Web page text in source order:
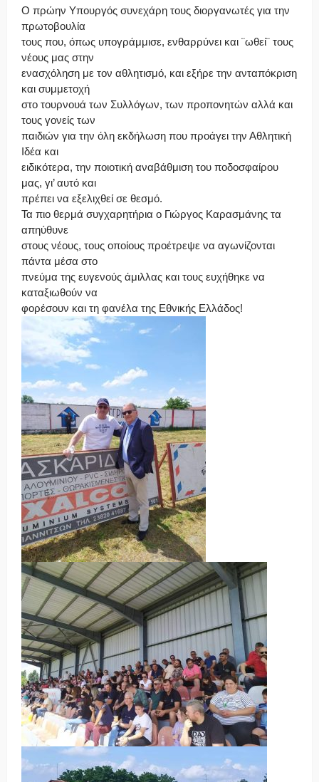
Ο πρώην Υπουργός συνεχάρη τους διοργανωτές για την
πρωτοβουλία
τους που, όπως υπογράμμισε, ενθαρρύνει και ¨ωθεί¨ τους
νέους μας στην
ενασχόληση με τον αθλητισμό, και εξήρε την ανταπόκριση
και συμμετοχή
στο τουρνουά των Συλλόγων, των προπονητών αλλά και
τους γονείς των
παιδιών για την όλη εκδήλωση που προάγει την Αθλητική
Ιδέα και
ειδικότερα, την ποιοτική αναβάθμιση του ποδοσφαίρου
μας, γι’ αυτό και
πρέπει να εξελιχθεί σε θεσμό.
Τα πιο θερμά συγχαρητήρια ο Γιώργος Καρασμάνης τα
απηύθυνε
στους νέους, τους οποίους προέτρεψε να αγωνίζονται
πάντα μέσα στο
πνεύμα της ευγενούς άμιλλας και τους ευχήθηκε να
καταξιωθούν να
φορέσουν και τη φανέλα της Εθνικής Ελλάδος!